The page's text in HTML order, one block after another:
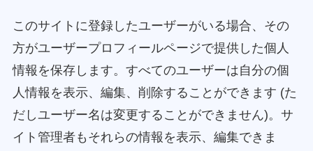
このサイトに登録したユーザーがいる場合、その
方がユーザープロフィールページで提供した個人
情報を保存します。すべてのユーザーは自分の個
人情報を表示、編集、削除することができます (た
だしユーザー名は変更することができません)。サ
イト管理者もそれらの情報を表示、編集できま